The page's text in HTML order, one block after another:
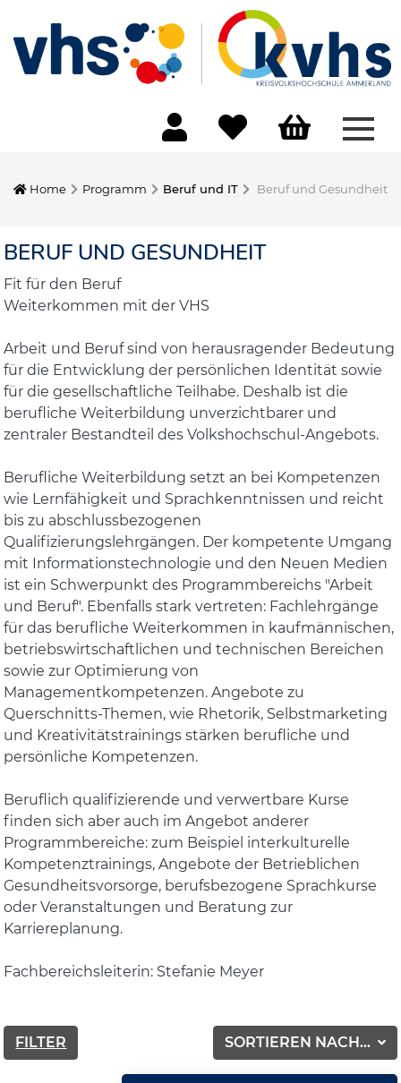
Home Programm Beruf und IT Beruf und Gesundheit
BERUF UND GESUNDHEIT
Fit für den Beruf
Weiterkommen mit der VHS
Arbeit und Beruf sind von herausragender Bedeutung
für die Entwicklung der persönlichen Identität sowie
für die gesellschaftliche Teilhabe. Deshalb ist die
berufliche Weiterbildung unverzichtbarer und
zentraler Bestandteil des Volkshochschul-Angebots.
Berufliche Weiterbildung setzt an bei Kompetenzen
wie Lernfähigkeit und Sprachkenntnissen und reicht
bis zu abschlussbezogenen
Qualifizierungslehrgängen. Der kompetente Umgang
mit Informationstechnologie und den Neuen Medien
ist ein Schwerpunkt des Programmbereichs "Arbeit
und Beruf". Ebenfalls stark vertreten: Fachlehrgänge
für das berufliche Weiterkommen in kaufmännischen,
betriebswirtschaftlichen und technischen Bereichen
sowie zur Optimierung von
Managementkompetenzen. Angebote zu
Querschnitts-Themen, wie Rhetorik, Selbstmarketing
und Kreativitätstrainings stärken berufliche und
persönliche Kompetenzen.
Beruflich qualifizierende und verwertbare Kurse
finden sich aber auch im Angebot anderer
Programmbereiche: zum Beispiel interkulturelle
Kompetenztrainings, Angebote der Betrieblichen
Gesundheitsvorsorge, berufsbezogene Sprachkurse
oder Veranstaltungen und Beratung zur
Karriereplanung.
Fachbereichsleiterin: Stefanie Meyer
SORTIEREN NACH...
FILTER